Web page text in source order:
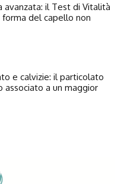
avanzata: il Test di Vitalità
forma del capello non
e calvizie: il particolato
associato a un maggior